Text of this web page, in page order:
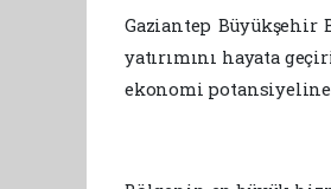
Gaziantep Büyükşehir
yatırımını hayata
ekonomi